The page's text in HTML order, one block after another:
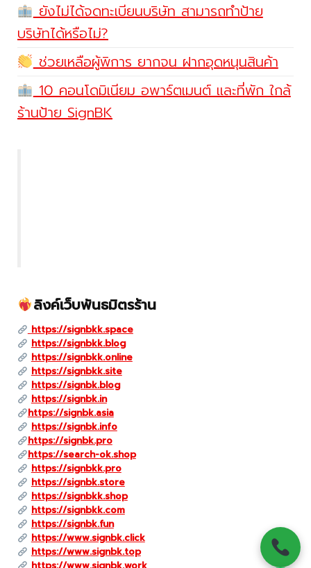
ยังไม่ได้จดทะเบียนบริษัท สามารถทำป้าย
บริษัทได้หรือไม่?
ช่วยเหลือผู้พิการ ยากจน ฝากอุดหนุนสินค้า
10 คอนโดมิเนียม อพาร์ตเมนต์ และที่พัก ใกล้
ร้านป้าย SignBK
ลิงค์เว็บพันธมิตรร้าน
https://signbkk.space
https://signbkk.blog
https://signbkk.online
https://signbkk.site
https://signbk.blog
https://signbk.in
https://signbk.asia
https://signbk.info
https://signbk.pro
https://search-ok.shop
https://signbkk.pro
https://signbk.store
https://signbkk.shop
https://signbkk.com
https://signbk.fun
https://www.signbk.click
https://www.signbk.top